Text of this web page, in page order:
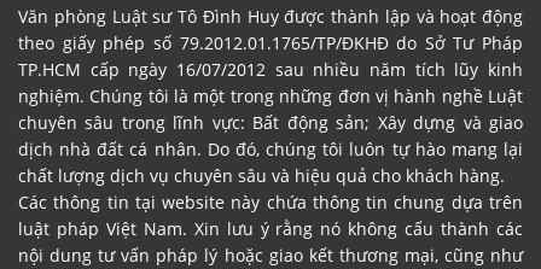
Văn phòng Luật sư Tô Đình Huy được thành lập và hoạt động
theo giấy phép số 79.2012.01.1765/TP/ĐKHĐ do Sở Tư Pháp
TP.HCM cấp ngày 16/07/2012 sau nhiều năm tích lũy kinh
nghiệm. Chúng tôi là một trong những đơn vị hành nghề Luật
chuyên sâu trong lĩnh vực: Bất động sản; Xây dựng và giao
dịch nhà đất cá nhân. Do đó, chúng tôi luôn tự hào mang lại
chất lượng dịch vụ chuyên sâu và hiệu quả cho khách hàng.
Các thông tin tại website này chứa thông tin chung dựa trên
luật pháp Việt Nam. Xin lưu ý rằng nó không cấu thành các
nội dung tư vấn pháp lý hoặc giao kết thương mại, cũng như